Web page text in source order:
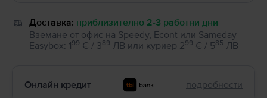
Доставка: приблизително 2-3 работни дни
Вземане от офис на Speedy, Econt или Sameday
Easybox: 199 € / 389 ЛВ или куриер 299 € / 585 ЛВ
Онлайн кредит подробности